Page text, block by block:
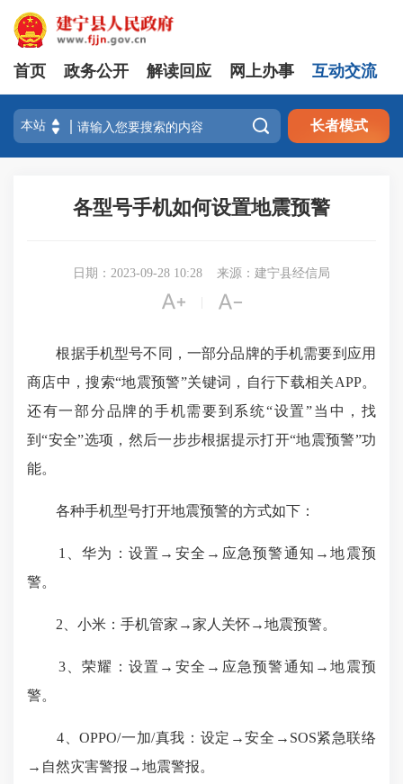
首页 政务公开 解读回应 网上办事 互动交流
 长者模式
各型号手机如何设置地震预警
日期：2023-09-28 10:28 来源：建宁县经信局
 
根据手机型号不同，一部分品牌的手机需要到应用
商店中，搜索“地震预警”关键词，自行下载相关APP。
还有一部分品牌的手机需要到系统“设置”当中，找
到“安全”选项，然后一步步根据提示打开“地震预警”功
能。
各种手机型号打开地震预警的方式如下：
1、华为：设置→安全→应急预警通知→地震预
警。
2、小米：手机管家→家人关怀→地震预警。
3、荣耀：设置→安全→应急预警通知→地震预
警。
4、OPPO/一加/真我：设定→安全→SOS紧急联络
→自然灾害警报→地震警报。